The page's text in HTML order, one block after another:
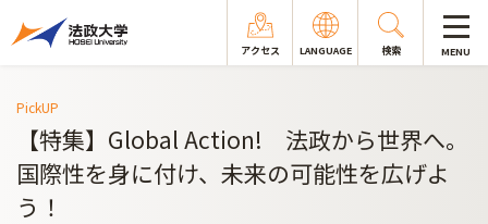
アクセス LANGUAGE 検索 MENU
PickUP
【特集】Global Action! 法政から世界へ。
国際性を身に付け、未来の可能性を広げよ
う！